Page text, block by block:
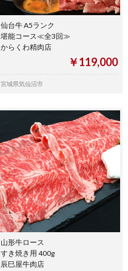
仙台牛 A5ランク
堪能コース≪全3回≫
からくわ精肉店
￥119,000
宮城県気仙沼市
山形牛ロース
すき焼き用 400g
辰巳屋牛肉店